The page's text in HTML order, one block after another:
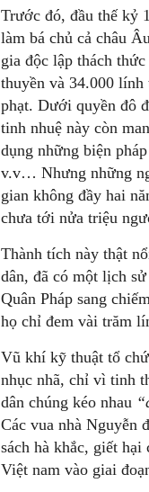
Trước đó, đầu thế kỷ
làm bá chủ cả châu
gia độc lập thách
thuyền và 34.000
phạt. Dưới quyền đô
tinh nhuệ này còn
dụng những biện
v.v… Nhưng những
gian không đầy hai
chưa tới nửa triệu
Thành tích này thật
dân, đã có một lịch
Quân Pháp sang
họ chỉ đem vài trăm
Vũ khí kỹ thuật tổ
nhục nhã, chỉ vì tinh
dân chúng kéo nhau
Các vua nhà Nguyễn
sách hà khắc, giết
Việt nam vào giai